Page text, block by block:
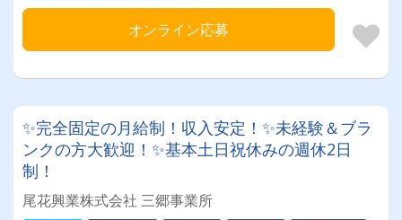
オンライン応募
✨完全固定の月給制！収入安定！✨未経験＆ブラ
ンクの方大歓迎！✨基本土日祝休みの週休2日
制！
尾花興業株式会社 三郷事業所